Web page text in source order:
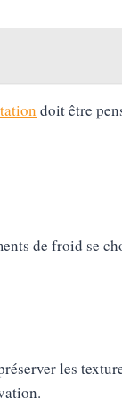
doit être
de froid se
les